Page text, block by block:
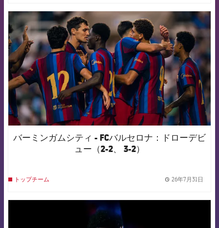
FCB Barcelona badge
バーミンガムシティ - FCバルセロナ：ドローデビ
ュー（2-2、 3-2）
トップチーム 26年7月31日
FCB Barcelona badge